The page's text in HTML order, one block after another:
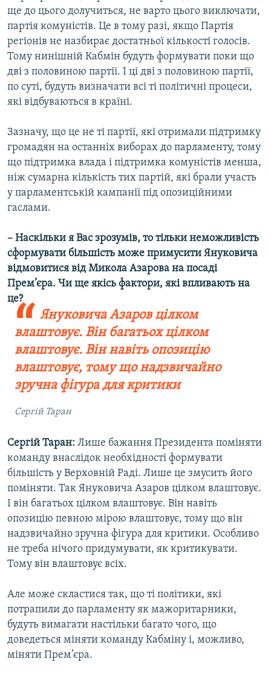
ще до цього долучиться, не варто цього виключати,
партія комуністів. Це в тому разі, якщо Партія
регіонів не назбирає достатньої кількості голосів.
Тому нинішній Кабмін будуть формувати поки що
дві з половиною партії. І ці дві з половиною партії,
по суті, будуть визначати всі ті політичні процеси,
які відбуваються в країні.
Зазначу, що це не ті партії, які отримали підтримку
громадян на останніх виборах до парламенту, тому
що підтримка влада і підтримка комуністів менша,
ніж сумарна кількість тих партій, які брали участь
у парламентській кампанії під опозиційними
гаслами.
– Наскільки я Вас зрозумів, то тільки неможливість
сформувати більшість може примусити Януковича
відмовитися від Микола Азарова на посаді
Прем’єра. Чи ще якісь фактори, які впливають на
це?
Януковича Азаров цілком
влаштовує. Він багатьох цілком
влаштовує. Він навіть опозицію
влаштовує, тому що надзвичайно
зручна фігура для критики
Сергій Таран
Сергій Таран: Лише бажання Президента поміняти
команду внаслідок необхідності формувати
більшість у Верховній Раді. Лише це змусить його
поміняти. Так Януковича Азаров цілком влаштовує.
І він багатьох цілком влаштовує. Він навіть
опозицію певною мірою влаштовує, тому що він
надзвичайно зручна фігура для критики. Особливо
не треба нічого придумувати, як критикувати.
Тому він влаштовує всіх.
Але може скластися так, що ті політики, які
потрапили до парламенту як мажоритарники,
будуть вимагати настільки багато чого, що
доведеться міняти команду Кабміну і, можливо,
міняти Прем’єра.